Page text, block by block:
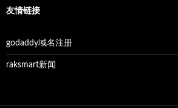
友情链接
godaddy域名注册
raksmart新闻